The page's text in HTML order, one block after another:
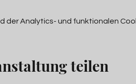
der Analytics- und funktionalen
teilen